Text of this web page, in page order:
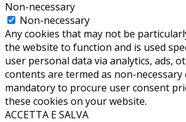
Non-necessary
Non-necessary
Any cookies that may not be
the website to function and is used
user personal data via analytics, ads,
contents are termed as non-necessary
mandatory to procure user consent
these cookies on your website.
ACCETTA E SALVA